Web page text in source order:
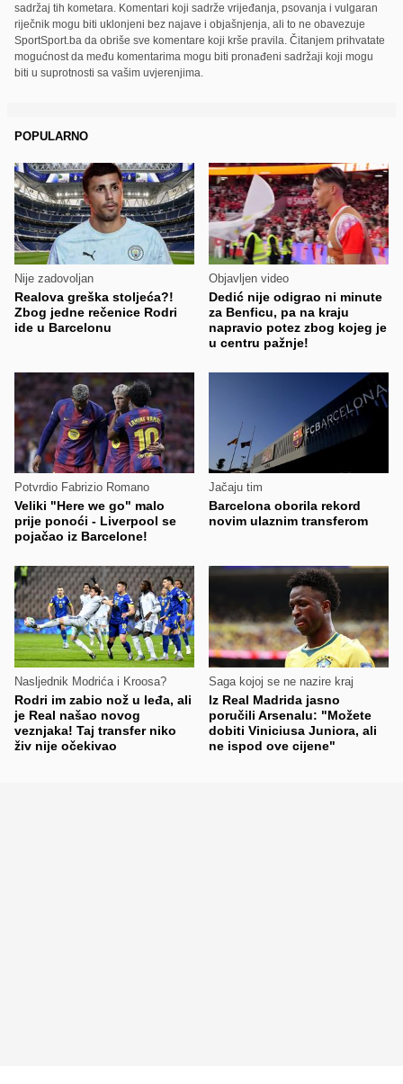
sadržaj tih kometara. Komentari koji sadrže vrijeđanja, psovanja i vulgaran
riječnik mogu biti uklonjeni bez najave i objašnjenja, ali to ne obavezuje
SportSport.ba da obriše sve komentare koji krše pravila. Čitanjem prihvatate
mogućnost da među komentarima mogu biti pronađeni sadržaji koji mogu
biti u suprotnosti sa vašim uvjerenjima.
POPULARNO
Nije zadovoljan
Realova greška stoljeća?!
Zbog jedne rečenice Rodri
ide u Barcelonu
Objavljen video
Dedić nije odigrao ni minute
za Benficu, pa na kraju
napravio potez zbog kojeg je
u centru pažnje!
Potvrdio Fabrizio Romano
Veliki "Here we go" malo
prije ponoći - Liverpool se
pojačao iz Barcelone!
Jačaju tim
Barcelona oborila rekord
novim ulaznim transferom
Nasljednik Modrića i Kroosa?
Rodri im zabio nož u leđa, ali
je Real našao novog
veznjaka! Taj transfer niko
živ nije očekivao
Saga kojoj se ne nazire kraj
Iz Real Madrida jasno
poručili Arsenalu: "Možete
dobiti Viniciusa Juniora, ali
ne ispod ove cijene"